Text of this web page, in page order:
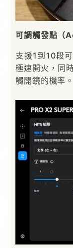
可調觸發點（
支援1到10段
極速開火，同
觸開鏡的機率。